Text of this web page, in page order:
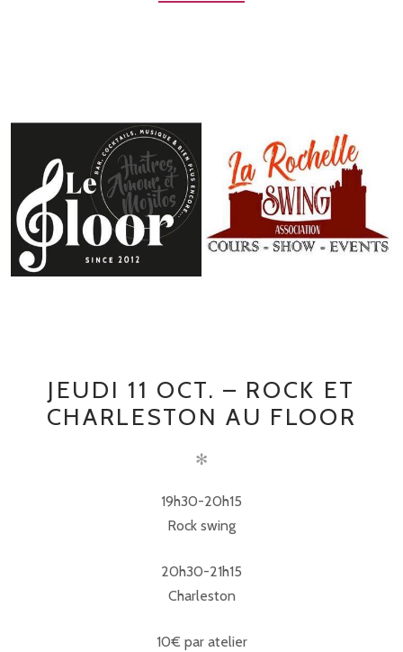
JEUDI 11 OCT. – ROCK ET
CHARLESTON AU FLOOR
✻
19h30-20h15
Rock swing
20h30-21h15
Charleston
10€ par atelier